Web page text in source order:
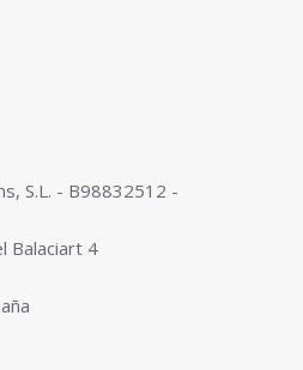
S.L. - B98832512 -
Balaciart 4